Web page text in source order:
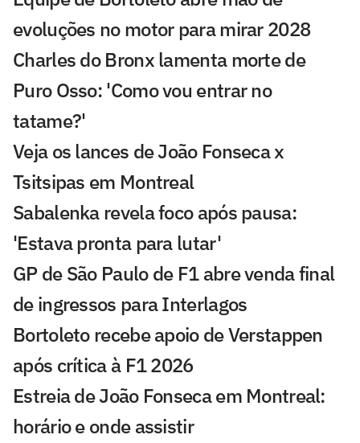
evoluções no motor para mirar 2028
Charles do Bronx lamenta morte de
Puro Osso: 'Como vou entrar no
tatame?'
Veja os lances de João Fonseca x
Tsitsipas em Montreal
Sabalenka revela foco após pausa:
'Estava pronta para lutar'
GP de São Paulo de F1 abre venda final
de ingressos para Interlagos
Bortoleto recebe apoio de Verstappen
após crítica à F1 2026
Estreia de João Fonseca em Montreal:
horário e onde assistir